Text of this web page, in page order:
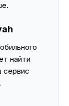
найти
сервис